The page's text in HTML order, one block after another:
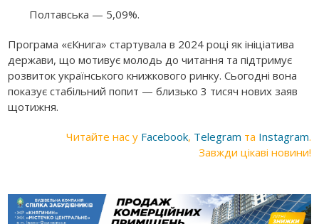
Полтавська — 5,09%.
Програма «єКнига» стартувала в 2024 році як ініціатива
держави, що мотивує молодь до читання та підтримує
розвиток українського книжкового ринку. Сьогодні вона
показує стабільний попит — близько 3 тисяч нових заяв
щотижня.
Читайте нас у Facebook, Telegram та Instagram.
Завжди цікаві новини!